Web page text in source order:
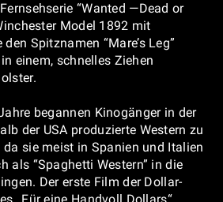
“Wanted —Dead or
Model 1892 mit
Spitznamen “Mare’s Leg”
einem, schnelles Ziehen
begannen Kinogänger in der
der USA produzierte Western zu
da sie meist in Spanien und Italien
als “Spaghetti Western” in die
Der erste Film der Dollar-